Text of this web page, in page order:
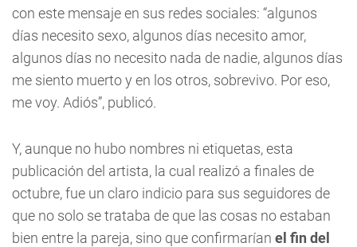
con este mensaje en sus redes sociales: “algunos
días necesito sexo, algunos días necesito amor,
algunos días no necesito nada de nadie, algunos días
me siento muerto y en los otros, sobrevivo. Por eso,
me voy. Adiós”, publicó.
Y, aunque no hubo nombres ni etiquetas, esta
publicación del artista, la cual realizó a finales de
octubre, fue un claro indicio para sus seguidores de
que no solo se trataba de que las cosas no estaban
bien entre la pareja, sino que confirmarían el fin del